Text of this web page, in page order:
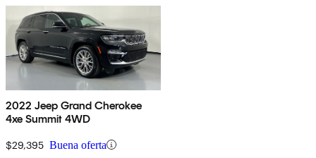
2022 Jeep Grand Cherokee
4xe Summit 4WD
$29,395 Buena oferta